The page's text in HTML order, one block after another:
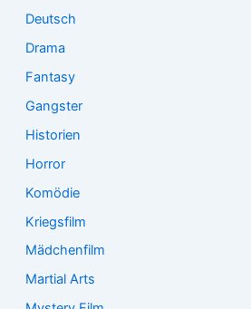
Deutsch
Drama
Fantasy
Gangster
Historien
Horror
Komödie
Kriegsfilm
Mädchenfilm
Martial Arts